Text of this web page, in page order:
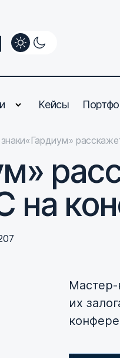
Кейсы
«Гардиум»
на
их